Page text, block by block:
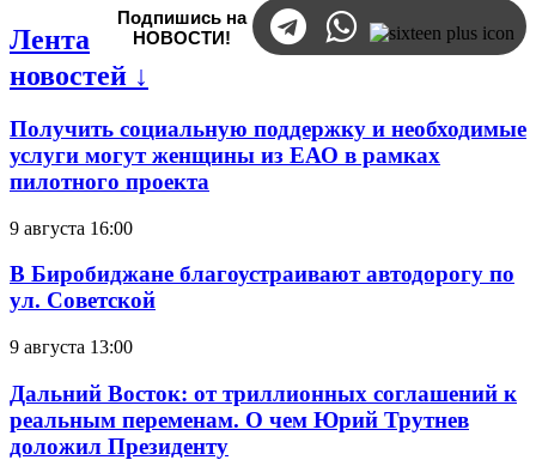
Подпишись на
НОВОСТИ!
Лента
новостей ↓
Получить социальную поддержку и необходимые
услуги могут женщины из ЕАО в рамках
пилотного проекта
9 августа 16:00
В Биробиджане благоустраивают автодорогу по
ул. Советской
9 августа 13:00
Дальний Восток: от триллионных соглашений к
реальным переменам. О чем Юрий Трутнев
доложил Президенту